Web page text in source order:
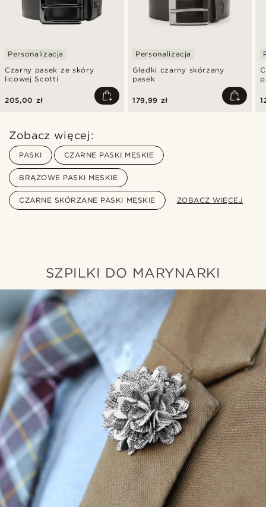
Czarny pasek ze skóry
licowej Scotti
Personalizacja
205,00 zł
Gładki czarny skórzany
pasek
Personalizacja
179,99 zł
Zobacz więcej:
PASKI CZARNE PASKI MĘSKIE
BRĄZOWE PASKI MĘSKIE
CZARNE SKÓRZANE PASKI MĘSKIE ZOBACZ WIĘCEJ
SZPILKI DO MARYNARKI